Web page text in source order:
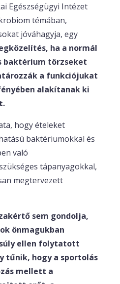
Egészségügyi Intézet
témában,
jóváhagyja, egy
ha a normál
törzseket
a funkciójukat
alakítanak ki
hogy ételeket
baktériumokkal és
való
tápanyagokkal,
megtervezett
sem gondolja,
önmagukban
ellen folytatott
tűnik, hogy a sportolás
mellett a